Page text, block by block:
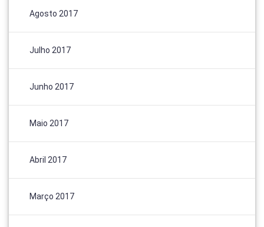
Agosto 2017
Julho 2017
Junho 2017
Maio 2017
Abril 2017
Março 2017